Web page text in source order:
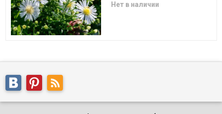
Нет в наличии